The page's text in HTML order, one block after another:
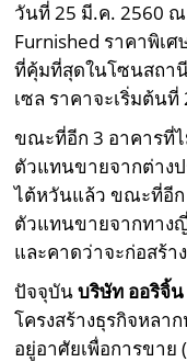
วันที่ 25 มี.ค. 2560 ณ
Furnished ราคาพิเ
ที่คุ้มที่สุดในโซนสถา
เซล ราคาจะเริ่มต้น
ขณะที่อีก 3 อาคารที่
ตัวแทนขายจากต่างป
ไต้หวันแล้ว ขณะที่อีก
ตัวแทนขายจากทางญี่
และคาดว่าจะก่อสร้า
ปัจจุบันบริษัท ออริจิ้
โครงสร้างธุรกิจหล
อยู่อาศัยเพื่อการขาย